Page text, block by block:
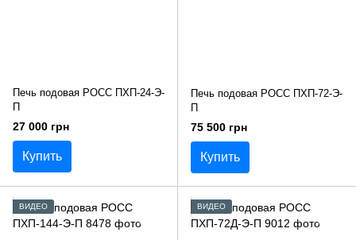
Печь подовая РОСС ПХП-24-Э-
П
27 000 грн
Купить
Печь подовая РОСС ПХП-72-Э-
П
75 500 грн
Купить
ВИДЕО ВИДЕО